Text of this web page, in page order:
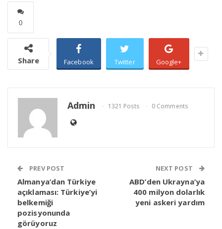
0
Share Facebook Twitter Google+
Admin 1321 Posts 0 Comments
PREV POST
Almanya’dan Türkiye
açıklaması: Türkiye’yi
belkemiği
pozisyonunda
görüyoruz
NEXT POST
ABD’den Ukrayna’ya
400 milyon dolarlık
yeni askeri yardım